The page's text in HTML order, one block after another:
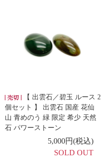
【 出雲石／碧玉 ルース 2
個セット 】 出雲石 国産 花仙
山 青めのう 緑 限定 希少 天然
石 パワーストーン
5,000円(税込)
SOLD OUT